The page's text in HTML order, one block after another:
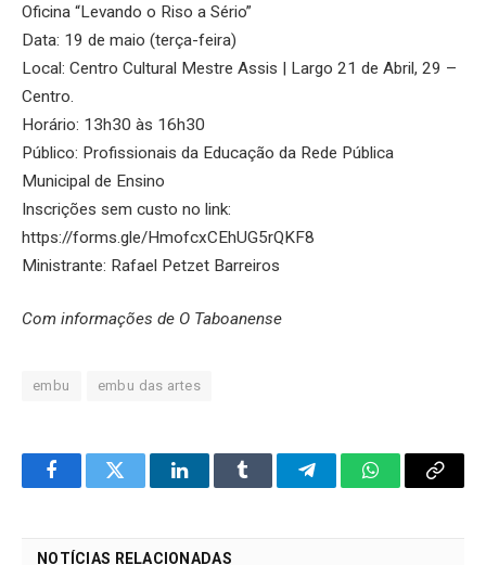
Oficina “Levando o Riso a Sério”
Data: 19 de maio (terça-feira)
Local: Centro Cultural Mestre Assis | Largo 21 de Abril, 29 –
Centro.
Horário: 13h30 às 16h30
Público: Profissionais da Educação da Rede Pública
Municipal de Ensino
Inscrições sem custo no link:
https://forms.gle/HmofcxCEhUG5rQKF8
Ministrante: Rafael Petzet Barreiros
Com informações de O Taboanense
embu embu das artes
FacebookTwitter LinkedInTumblr TelegramWhatsApp
Copy
NOTÍCIAS RELACIONADAS